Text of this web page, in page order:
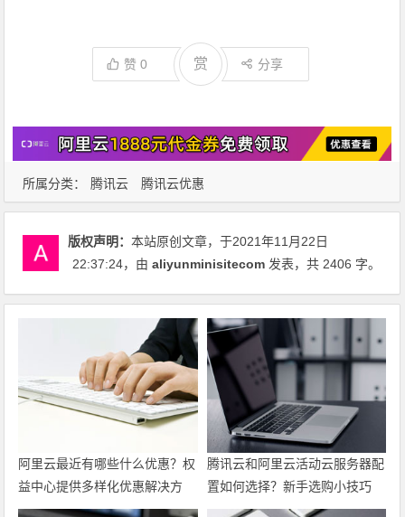
赞0 赏 分享
所属分类： 腾讯云 腾讯云优惠
版权声明：本站原创文章，于2021年11月22日
22:37:24，由aliyunminisitecom 发表，共 2406 字。
阿里云最近有哪些什么优惠？权
益中心提供多样化优惠解决方
案，帮助力用户上云
腾讯云和阿里云活动云服务器配
置如何选择？新手选购小技巧
最新代金券优惠券领取